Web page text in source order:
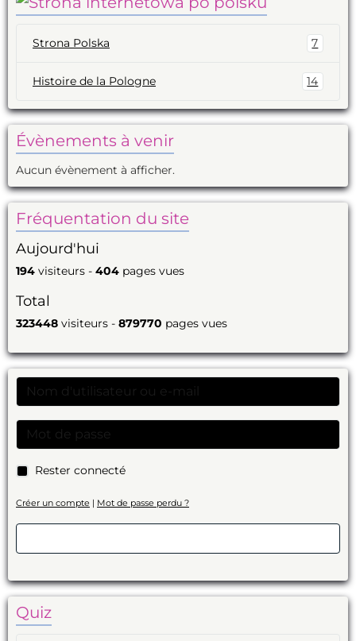
Strona Polska 7
Histoire de la Pologne 14
Évènements à venir
Aucun évènement à afficher.
Fréquentation du site
Aujourd'hui
194 visiteurs - 404 pages vues
Total
323448 visiteurs - 879770 pages vues
Rester connecté
Créer un compte | Mot de passe perdu ?
Quiz